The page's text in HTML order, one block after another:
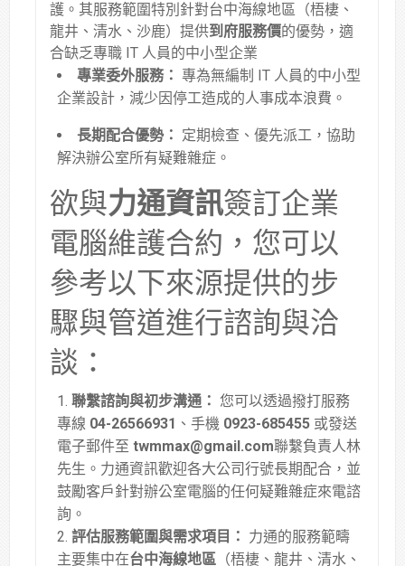
護 。其服務範圍特別針對台中海線地區（梧棲、
龍井、清水、沙鹿）提供到府服務價的優勢，適
合缺乏專職 IT 人員的中小型企業
專業委外服務： 專為無編制 IT 人員的中小型
企業設計，減少因停工造成的人事成本浪費。
長期配合優勢： 定期檢查、優先派工，協助
解決辦公室所有疑難雜症。
欲與力通資訊簽訂企業
電腦維護合約，您可以
參考以下來源提供的步
驟與管道進行諮詢與洽
談：
聯繫諮詢與初步溝通： 您可以透過撥打服務
專線 04-26566931 、手機 0923-685455 或發送
電子郵件至 twmmax@gmail.com聯繫負責人林
先生 。力通資訊歡迎各大公司行號長期配合，並
鼓勵客戶針對辦公室電腦的任何疑難雜症來電諮
詢 。
評估服務範圍與需求項目： 力通的服務範疇
主要集中在台中海線地區 （梧棲、龍井、清水、